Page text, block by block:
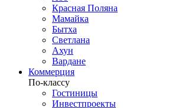
Красная Поляна
Мамайка
Бытха
Светлана
Ахун
Вардане
Коммерция
По-классу
Гостиницы
Инвестпроекты